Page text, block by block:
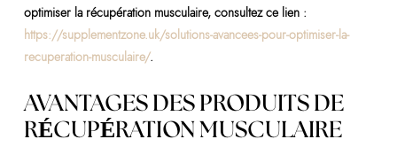
optimiser la récupération musculaire, consultez ce lien :
https://supplementzone.uk/solutions-avancees-pour-optimiser-la-
recuperation-musculaire/.
AVANTAGES DES PRODUITS DE
RÉCUPÉRATION MUSCULAIRE